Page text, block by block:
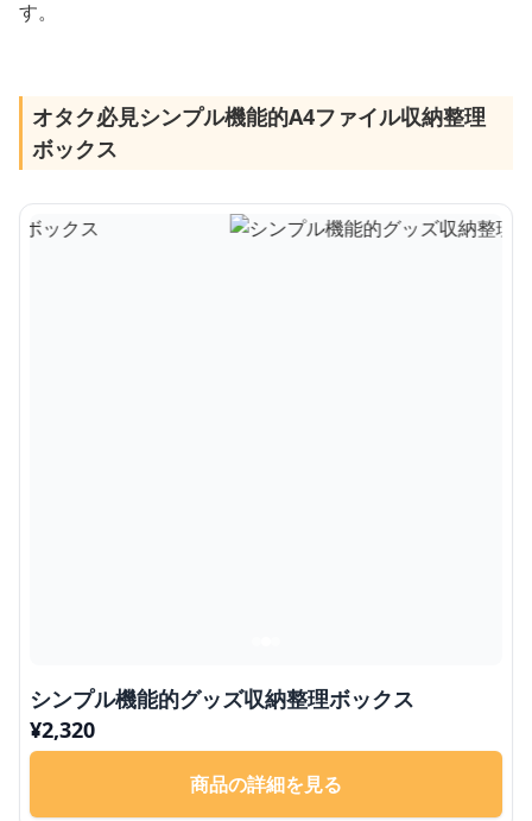
す。
オタク必見シンプル機能的A4ファイル収納整理
ボックス
シンプル機能的グッズ収納整理ボックス
¥2,320
商品の詳細を見る